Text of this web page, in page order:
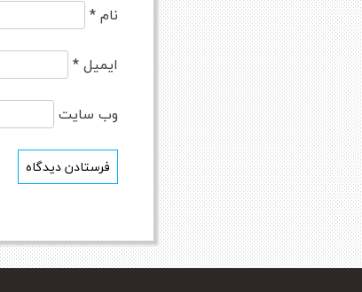
نام*
ایمیل*
وب‌ سایت